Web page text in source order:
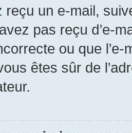
reçu un e-mail,
pas reçu d’e-
ou que
êtes sûr de